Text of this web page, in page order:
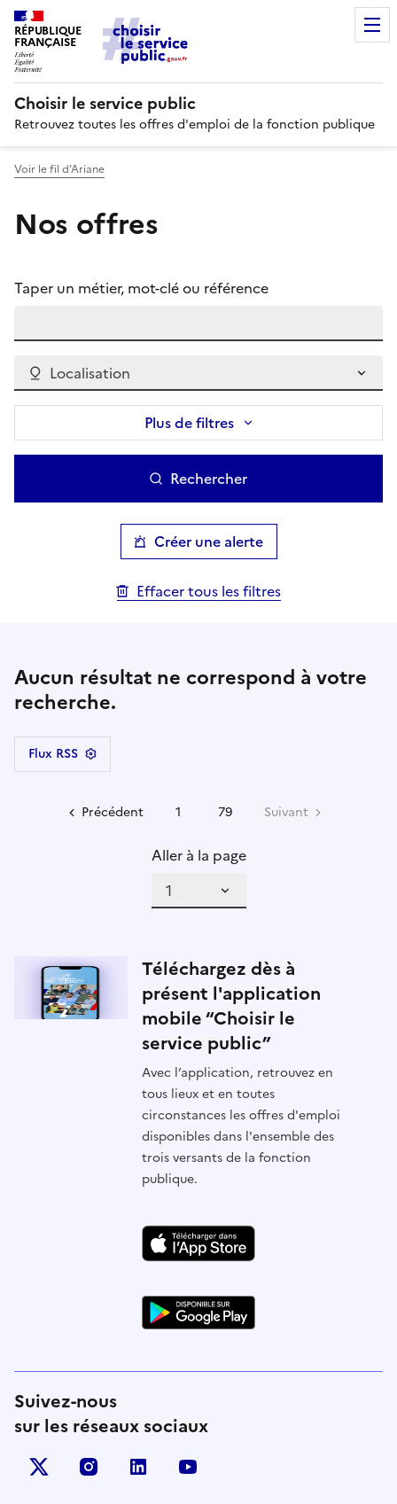
RÉPUBLIQUE
FRANÇAISE
Choisir le service public
Retrouvez toutes les offres d'emploi de la fonction publique
Voir le fil d’Ariane
Nos offres
Taper un métier, mot-clé ou référence
Localisation
Plus de filtres
Rechercher
Créer une alerte
Effacer tous les filtres
Aucun résultat ne correspond à votre
recherche.
Flux RSS
Précédent 1 79 Suivant
Aller à la page
Téléchargez dès à
présent l'application
mobile “Choisir le
service public”
Avec l’application, retrouvez en
tous lieux et en toutes
circonstances les offres d'emploi
disponibles dans l'ensemble des
trois versants de la fonction
publique.
Suivez-nous
sur les réseaux sociaux
X (anciennement Twitter)
instagramlinkedin